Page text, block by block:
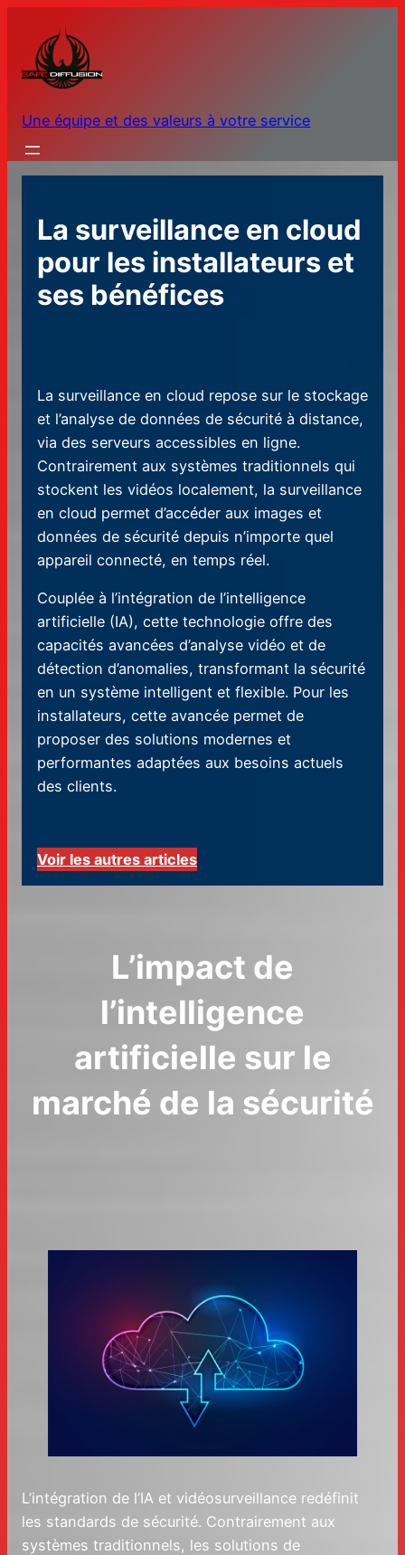
contenu
Une équipe et des valeurs à votre service
La surveillance en cloud
pour les installateurs et
ses bénéfices
La surveillance en cloud repose sur le stockage
et l’analyse de données de sécurité à distance,
via des serveurs accessibles en ligne.
Contrairement aux systèmes traditionnels qui
stockent les vidéos localement, la surveillance
en cloud permet d’accéder aux images et
données de sécurité depuis n’importe quel
appareil connecté, en temps réel.
Couplée à l’intégration de l’intelligence
artificielle (IA), cette technologie offre des
capacités avancées d’analyse vidéo et de
détection d’anomalies, transformant la sécurité
en un système intelligent et flexible. Pour les
installateurs, cette avancée permet de
proposer des solutions modernes et
performantes adaptées aux besoins actuels
des clients.
Voir les autres articles
L’impact de
l’intelligence
artificielle sur le
marché de la sécurité
L’intégration de l’IA et vidéosurveillance redéfinit
les standards de sécurité. Contrairement aux
systèmes traditionnels, les solutions de